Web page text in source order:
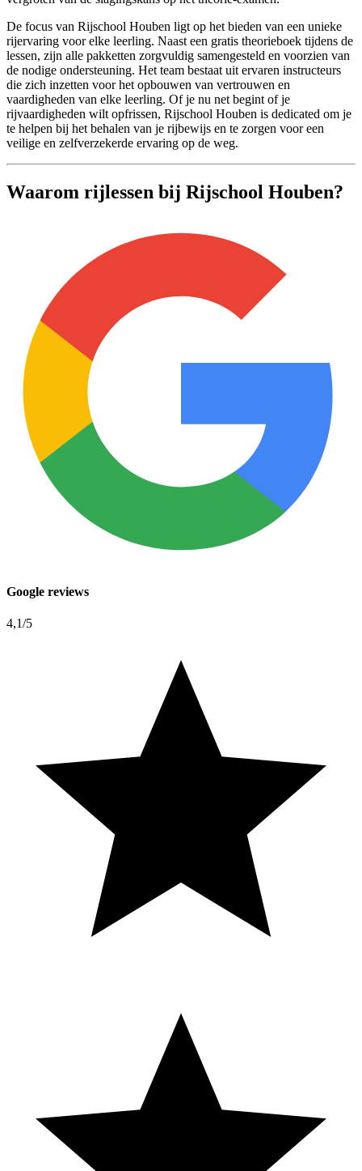
De focus van Rijschool Houben ligt op het bieden van een unieke
rijervaring voor elke leerling. Naast een gratis theorieboek tijdens de
lessen, zijn alle pakketten zorgvuldig samengesteld en voorzien van
de nodige ondersteuning. Het team bestaat uit ervaren instructeurs
die zich inzetten voor het opbouwen van vertrouwen en
vaardigheden van elke leerling. Of je nu net begint of je
rijvaardigheden wilt opfrissen, Rijschool Houben is dedicated om je
te helpen bij het behalen van je rijbewijs en te zorgen voor een
veilige en zelfverzekerde ervaring op de weg.
Waarom rijlessen bij Rijschool Houben?
Google reviews
4,1/5